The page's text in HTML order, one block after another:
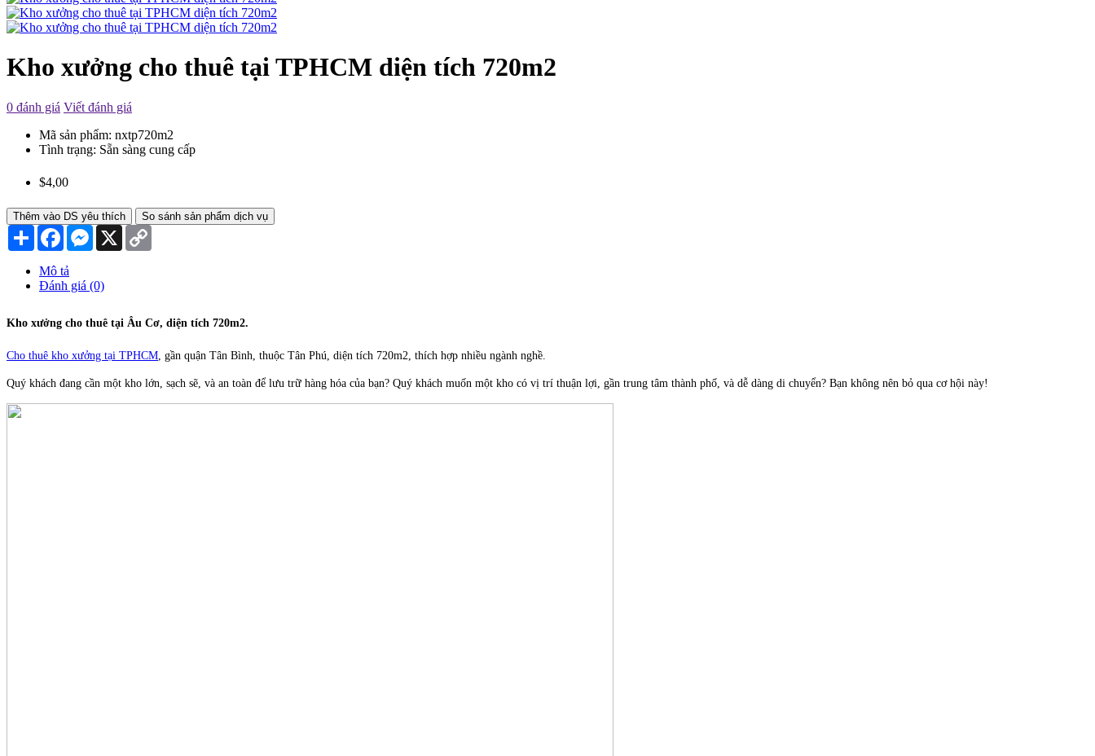
Kho xưởng cho thuê tại TPHCM diện tích 720m2
0 đánh giá Viết đánh giá
Mã sản phẩm: nxtp720m2
Tình trạng: Sẵn sàng cung cấp
$4,00
Thêm vào DS yêu thích So sánh sản phẩm dịch vụ
Chia
sẻ
FacebookMessenger
X
Mô tả
Đánh giá (0)
Kho xưởng cho thuê tại Âu Cơ, diện tích 720m2.
Cho thuê kho xưởng tại TPHCM , gần quận Tân Bình, thuộc Tân Phú, diện tích 720m2, thích hợp nhiều ngành nghề.
Quý khách đang cần một kho lớn, sạch sẽ, và an toàn để lưu trữ hàng hóa của bạn? Quý khách muốn một kho có vị trí thuận lợi, gần trung tâm thành phố, và dễ dàng di chuyển? Bạn không nên bỏ qua cơ hội này!